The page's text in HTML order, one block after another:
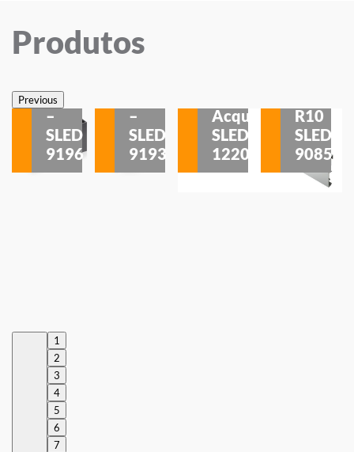
Produtos
PreviousSobrepor
–
SLED
9196
–
SLED
9193
Acqua
SLED
1220
R10
SLED
9085
1
2
3
4
5
6
7